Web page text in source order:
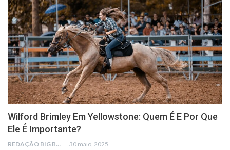
Wilford Brimley Em Yellowstone: Quem É E Por Que
Ele É Importante?
REDAÇÃO BIG BUSCA 30 maio, 2025